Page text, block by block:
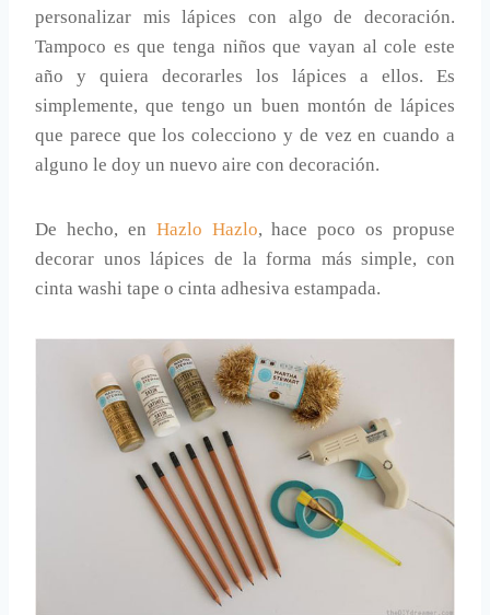
personalizar mis lápices con algo de decoración.
Tampoco es que tenga niños que vayan al cole este
año y quiera decorarles los lápices a ellos. Es
simplemente, que tengo un buen montón de lápices
que parece que los colecciono y de vez en cuando a
alguno le doy un nuevo aire con decoración.
De hecho, en Hazlo Hazlo, hace poco os propuse
decorar unos lápices de la forma más simple, con
cinta washi tape o cinta adhesiva estampada.